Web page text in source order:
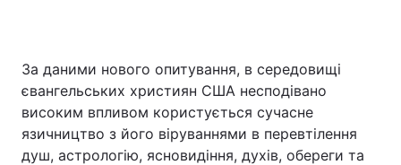
За даними нового опитування, в середовищі
євангельських християн США несподівано
високим впливом користується сучасне
язичництво з його віруваннями в перевтілення
душ, астрологію, ясновидіння, духів, обереги та